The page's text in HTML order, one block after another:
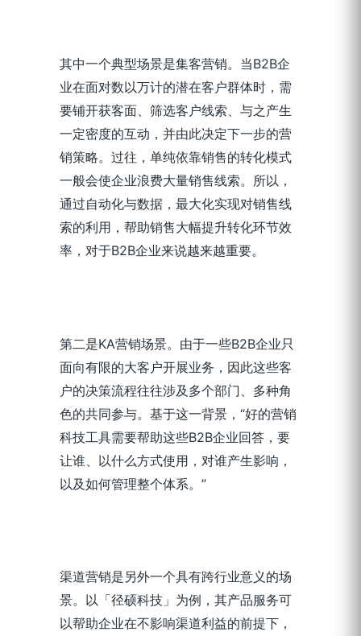
其中一个典型场景是集客营销。当B2B企
业在面对数以万计的潜在客户群体时，需
要铺开获客面、筛选客户线索、与之产生
一定密度的互动，并由此决定下一步的营
销策略。过往，单纯依靠销售的转化模式
一般会使企业浪费大量销售线索。所以，
通过自动化与数据，最大化实现对销售线
索的利用，帮助销售大幅提升转化环节效
率，对于B2B企业来说越来越重要。
第二是KA营销场景。由于一些B2B企业只
面向有限的大客户开展业务，因此这些客
户的决策流程往往涉及多个部门、多种角
色的共同参与。基于这一背景，“好的营销
科技工具需要帮助这些B2B企业回答，要
让谁、以什么方式使用，对谁产生影响，
以及如何管理整个体系。”
渠道营销是另外一个具有跨行业意义的场
景。以「径硕科技」为例，其产品服务可
以帮助企业在不影响渠道利益的前提下，